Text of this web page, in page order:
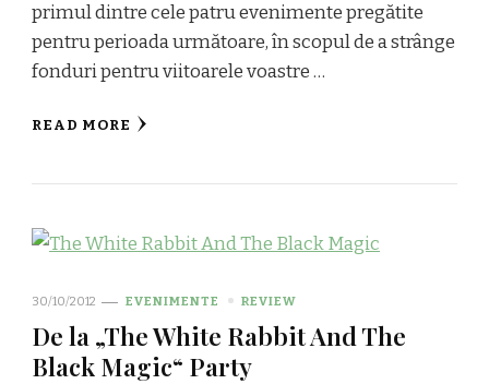
primul dintre cele patru evenimente pregătite
pentru perioada următoare, în scopul de a strânge
fonduri pentru viitoarele voastre …
READ MORE
30/10/2012 EVENIMENTE REVIEW
De la „The White Rabbit And The
Black Magic“ Party